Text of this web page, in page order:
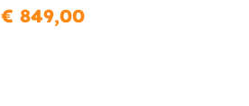
€ 849,00